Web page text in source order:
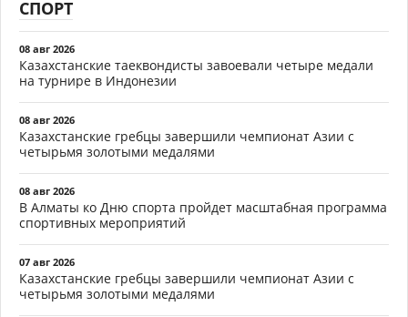
СПОРТ
08 авг 2026
Казахстанские таеквондисты завоевали четыре медали
на турнире в Индонезии
08 авг 2026
Казахстанские гребцы завершили чемпионат Азии с
четырьмя золотыми медалями
08 авг 2026
В Алматы ко Дню спорта пройдет масштабная программа
спортивных мероприятий
07 авг 2026
Казахстанские гребцы завершили чемпионат Азии с
четырьмя золотыми медалями